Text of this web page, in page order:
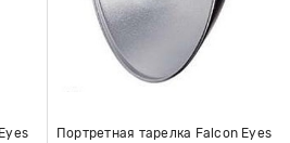
Портретная тарелка Falcon Eyes